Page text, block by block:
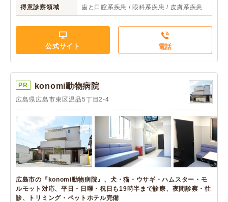
得意診察領域 歯と口腔系疾患 / 眼科系疾患 / 皮膚系疾患
公式サイト 電話
PR konomi動物病院
広島県広島市東区温品5丁目2-4
広島市の『konomi動物病院』、犬・猫・ウサギ・ハムスター・モ
ルモット対応、平日・日曜・祝日も19時半まで診療、夜間診察・往
診、トリミング・ペットホテル完備